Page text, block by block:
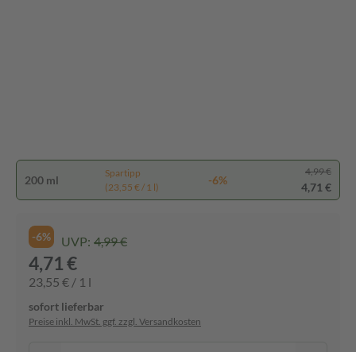
200 ml
Spartipp
(23,55 € / 1 l)
-6%
4,99 €
4,71 €
-6% UVP: 4,99 €
4,71 €
23,55 € / 1 l
sofort lieferbar
Preise inkl. MwSt. ggf. zzgl. Versandkosten